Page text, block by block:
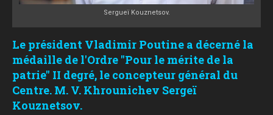
Sergueï Kouznetsov.
Le président Vladimir Poutine a décerné la
médaille de l'Ordre "Pour le mérite de la
patrie" II degré, le concepteur général du
Centre. M. V. Khrounichev Sergeï
Kouznetsov.